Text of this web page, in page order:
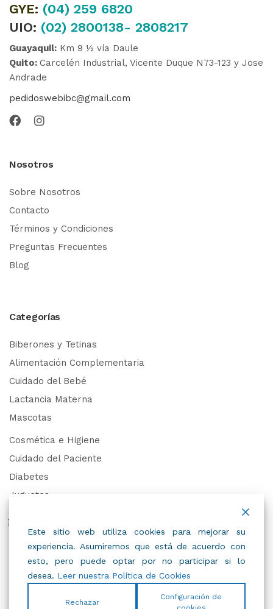
GYE: (04) 259 6820
UIO: (02) 2800138- 2808217
Guayaquil: Km 9 ½ vía Daule
Quito: Carcelén Industrial, Vicente Duque N73-123 y Jose
Andrade
pedidoswebibc@gmail.com
Nosotros
Sobre Nosotros
Contacto
Términos y Condiciones
Preguntas Frecuentes
Blog
Categorías
Biberones y Tetinas
Alimentación Complementaria
Cuidado del Bebé
Lactancia Materna
Mascotas
Cosmética e Higiene
Cuidado del Paciente
Diabetes
Juguetes
Trabaja con Nosotros
Este sitio web utiliza cookies para mejorar su
experiencia. Asumiremos que está de acuerdo con
esto, pero puede optar por no participar si lo
desea. Leer nuestra Política de Cookies
Rechazar
Configuración de